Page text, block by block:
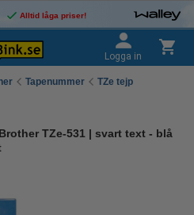
Alltid låga priser!
Logga in
Tapenummer
TZe tejp
TZe-531 | svart text - blå